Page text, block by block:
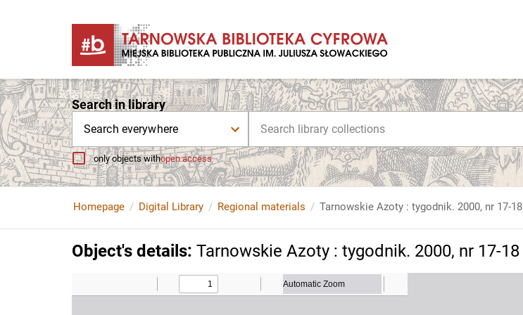
Search in library
Search everywhere
only objects withopen access
Homepage Digital Library Regional materials Tarnowskie Azoty : tygodnik. 2000, nr 17-18
Object's details: Tarnowskie Azoty : tygodnik. 2000, nr 17-18